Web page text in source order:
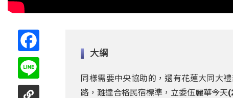
大綱
同樣需要中央協助的，還有花蓮大同大
路，難達合格民宿標準，立委伍麗華今天